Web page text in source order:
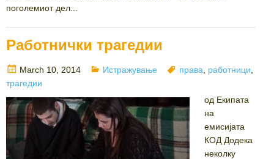
поголемиот дел...
Работнички трагедии
Posted
on
March 10, 2014 Categories
Истражување Tags
права работници
трагедии
од Екипата
на
емисијата
КОД Додека
неколку